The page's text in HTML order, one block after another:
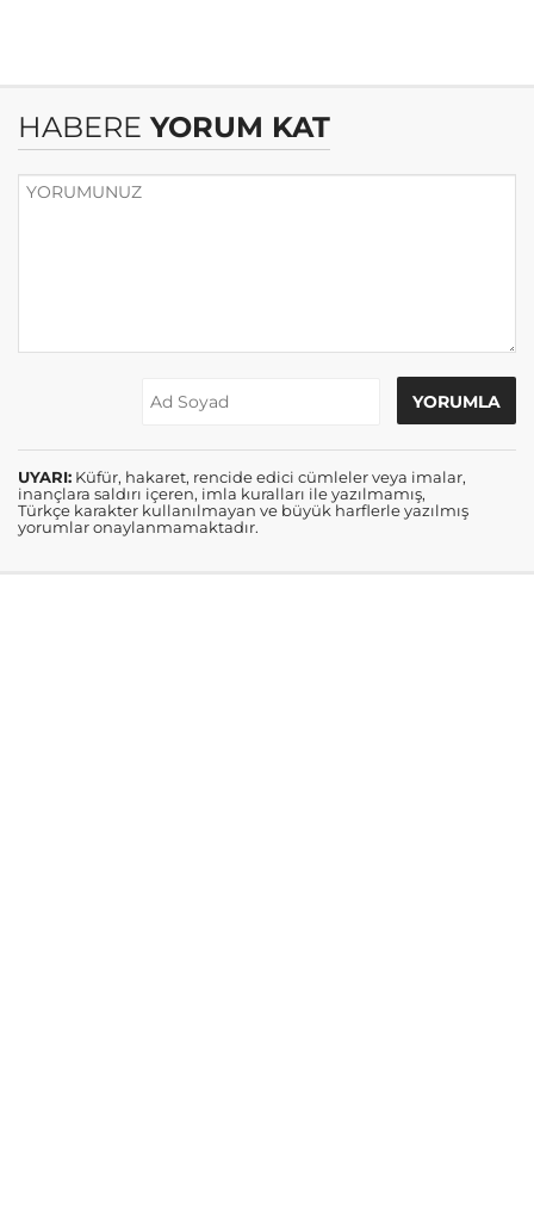
HABERE YORUM KAT
UYARI: Küfür, hakaret, rencide edici cümleler veya imalar,
inançlara saldırı içeren, imla kuralları ile yazılmamış,
Türkçe karakter kullanılmayan ve büyük harflerle yazılmış
yorumlar onaylanmamaktadır.